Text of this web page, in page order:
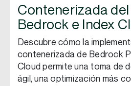
Contenerizada
Bedrock e Index
Descubre cómo la
contenerizada de Bedrock
Cloud permite una toma de
ágil, una optimización más